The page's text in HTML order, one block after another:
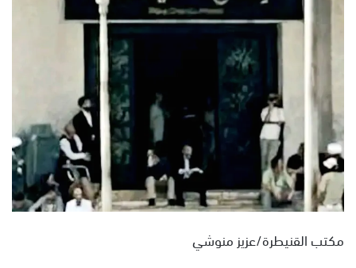
ر
و
مكتب القنيطرة/عزيز منوشي